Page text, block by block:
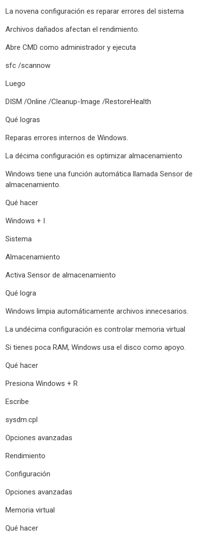
La novena configuración es reparar errores del sistema
Archivos dañados afectan el rendimiento.
Abre CMD como administrador y ejecuta
sfc /scannow
Luego
DISM /Online /Cleanup-Image /RestoreHealth
Qué logras
Reparas errores internos de Windows.
La décima configuración es optimizar almacenamiento
Windows tiene una función automática llamada Sensor de
almacenamiento.
Qué hacer
Windows + I
Sistema
Almacenamiento
Activa Sensor de almacenamiento
Qué logra
Windows limpia automáticamente archivos innecesarios.
La undécima configuración es controlar memoria virtual
Si tienes poca RAM, Windows usa el disco como apoyo.
Qué hacer
Presiona Windows + R
Escribe
sysdm.cpl
Opciones avanzadas
Rendimiento
Configuración
Opciones avanzadas
Memoria virtual
Qué hacer